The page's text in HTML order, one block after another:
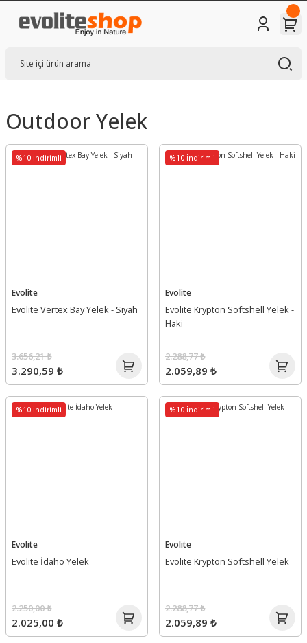
Outdoor Yelek
%10 İndirimli
Evolite
Evolite Vertex Bay Yelek - Siyah
3.290,59 ₺
3.656,21 ₺
%10 İndirimli
Evolite
Evolite Krypton Softshell Yelek -
Haki
2.059,89 ₺
2.288,77 ₺
%10 İndirimli
Evolite
Evolite İdaho Yelek
2.025,00 ₺
2.250,00 ₺
%10 İndirimli
Evolite
Evolite Krypton Softshell Yelek
2.059,89 ₺
2.288,77 ₺